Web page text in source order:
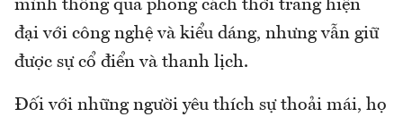
mình thông qua phong cách thời trang hiện
đại với công nghệ và kiểu dáng, nhưng vẫn giữ
được sự cổ điển và thanh lịch.
Đối với những người yêu thích sự thoải mái, họ